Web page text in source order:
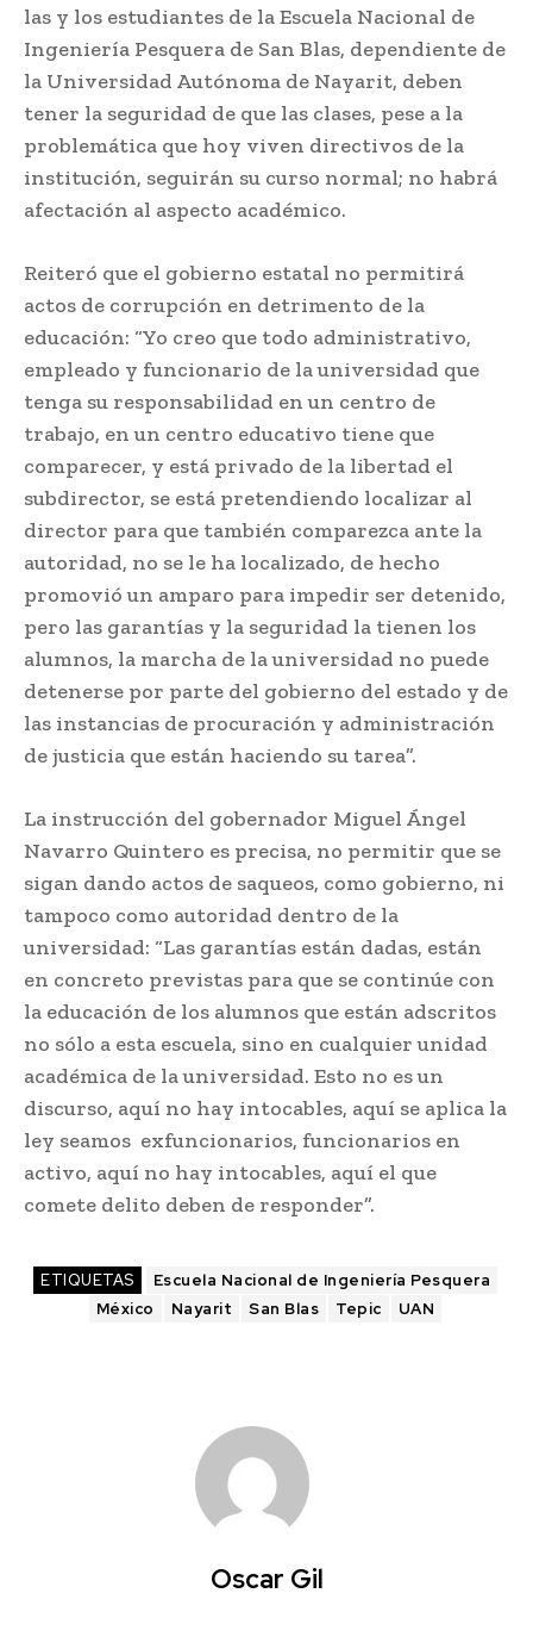
las y los estudiantes de la Escuela Nacional de
Ingeniería Pesquera de San Blas, dependiente de
la Universidad Autónoma de Nayarit, deben
tener la seguridad de que las clases, pese a la
problemática que hoy viven directivos de la
institución, seguirán su curso normal; no habrá
afectación al aspecto académico.
Reiteró que el gobierno estatal no permitirá
actos de corrupción en detrimento de la
educación: “Yo creo que todo administrativo,
empleado y funcionario de la universidad que
tenga su responsabilidad en un centro de
trabajo, en un centro educativo tiene que
comparecer, y está privado de la libertad el
subdirector, se está pretendiendo localizar al
director para que también comparezca ante la
autoridad, no se le ha localizado, de hecho
promovió un amparo para impedir ser detenido,
pero las garantías y la seguridad la tienen los
alumnos, la marcha de la universidad no puede
detenerse por parte del gobierno del estado y de
las instancias de procuración y administración
de justicia que están haciendo su tarea”.
La instrucción del gobernador Miguel Ángel
Navarro Quintero es precisa, no permitir que se
sigan dando actos de saqueos, como gobierno, ni
tampoco como autoridad dentro de la
universidad: “Las garantías están dadas, están
en concreto previstas para que se continúe con
la educación de los alumnos que están adscritos
no sólo a esta escuela, sino en cualquier unidad
académica de la universidad. Esto no es un
discurso, aquí no hay intocables, aquí se aplica la
ley seamos exfuncionarios, funcionarios en
activo, aquí no hay intocables, aquí el que
comete delito deben de responder”.
ETIQUETAS
Escuela Nacional de Ingeniería Pesquera
México
Nayarit San Blas Tepic UAN
Oscar Gil